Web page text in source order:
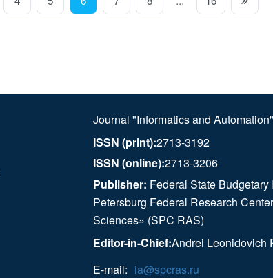
Journal "Informatics and Automation"
ISSN (print):2713-3192
ISSN (online):2713-3206
Publisher: Federal State
Petersburg Federal Research
Sciences» (SPC RAS)
Editor-in-Chief:Andrei Leonidovich
E-mail: ia@spcras.ru